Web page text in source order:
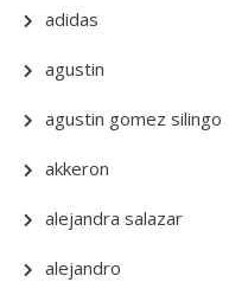
adidas
agustin
agustin gomez silingo
akkeron
alejandra salazar
alejandro